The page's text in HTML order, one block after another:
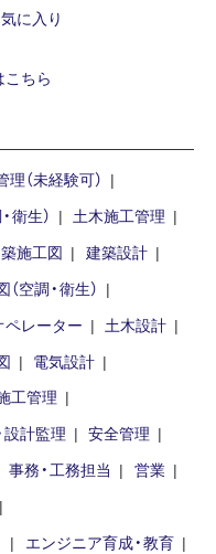
に入り
ちら
（未経験可）
衛生）
土木施工管理
施工図
建築設計
空調・衛生）
ペレーター
土木設計
電気設計
工管理
設計監理
安全管理
事務・工務担当
営業
エンジニア育成・教育